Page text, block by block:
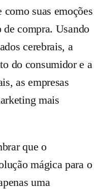
suas emoções
de compra. Usando
cerebrais, a
do consumidor e a
as empresas
mais
que o
mágica para o
uma